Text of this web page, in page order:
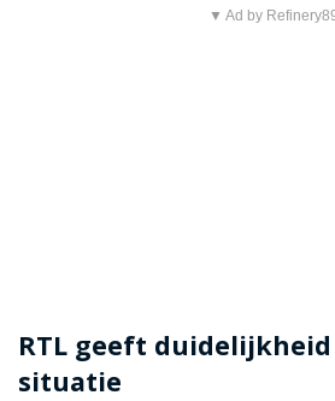
▼ Ad by
RTL geeft duidelijkheid
situatie